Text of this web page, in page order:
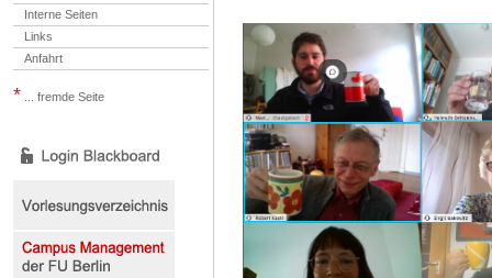
Interne Seiten
Links
Anfahrt
* ... fremde Seite